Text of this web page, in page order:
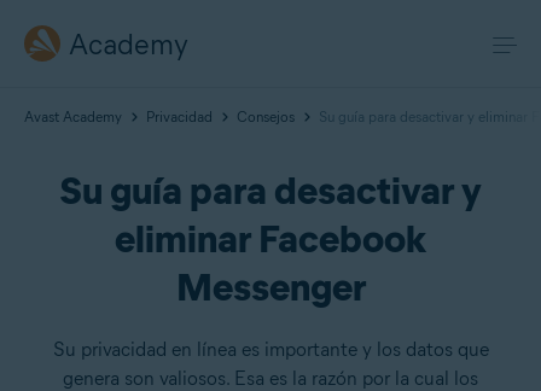
Academy
Avast Academy Privacidad Consejos Su guía para desactivar y eliminar
Su guía para desactivar y
eliminar Facebook
Messenger
Su privacidad en línea es importante y los datos que
genera son valiosos. Esa es la razón por la cual los